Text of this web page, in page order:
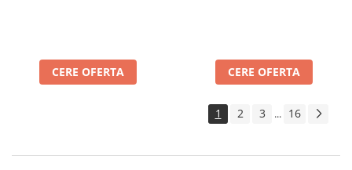
SIM
CERE OFERTA
SIM
CERE OFERTA
1 2 3 ... 16